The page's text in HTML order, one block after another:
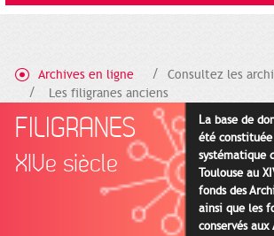
Archives en ligne
Consultez les
Les filigranes anciens
FILIGRANES
XIVe siècle
La base de
été
systématique
Toulouse au
fonds des
ainsi que les
conservés aux